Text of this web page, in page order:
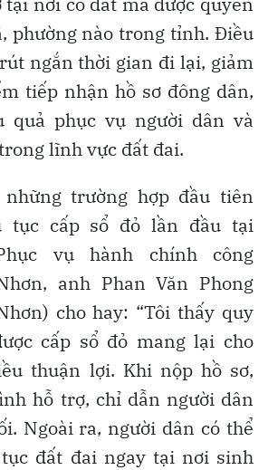
phường nào trong tỉnh. Điều
ngắn thời gian đi lại, giảm
tiếp nhận hồ sơ đông dân,
quả phục vụ người dân và
lĩnh vực đất đai.
trường hợp đầu tiên
tục cấp sổ đỏ lần đầu tại
vụ hành chính công
anh Phan Văn Phong
cho hay: “Tôi thấy quy
cấp sổ đỏ mang lại cho
thuận lợi. Khi nộp hồ sơ,
hỗ trợ, chỉ dẫn người dân
Ngoài ra, người dân có thể
đất đai ngay tại nơi sinh